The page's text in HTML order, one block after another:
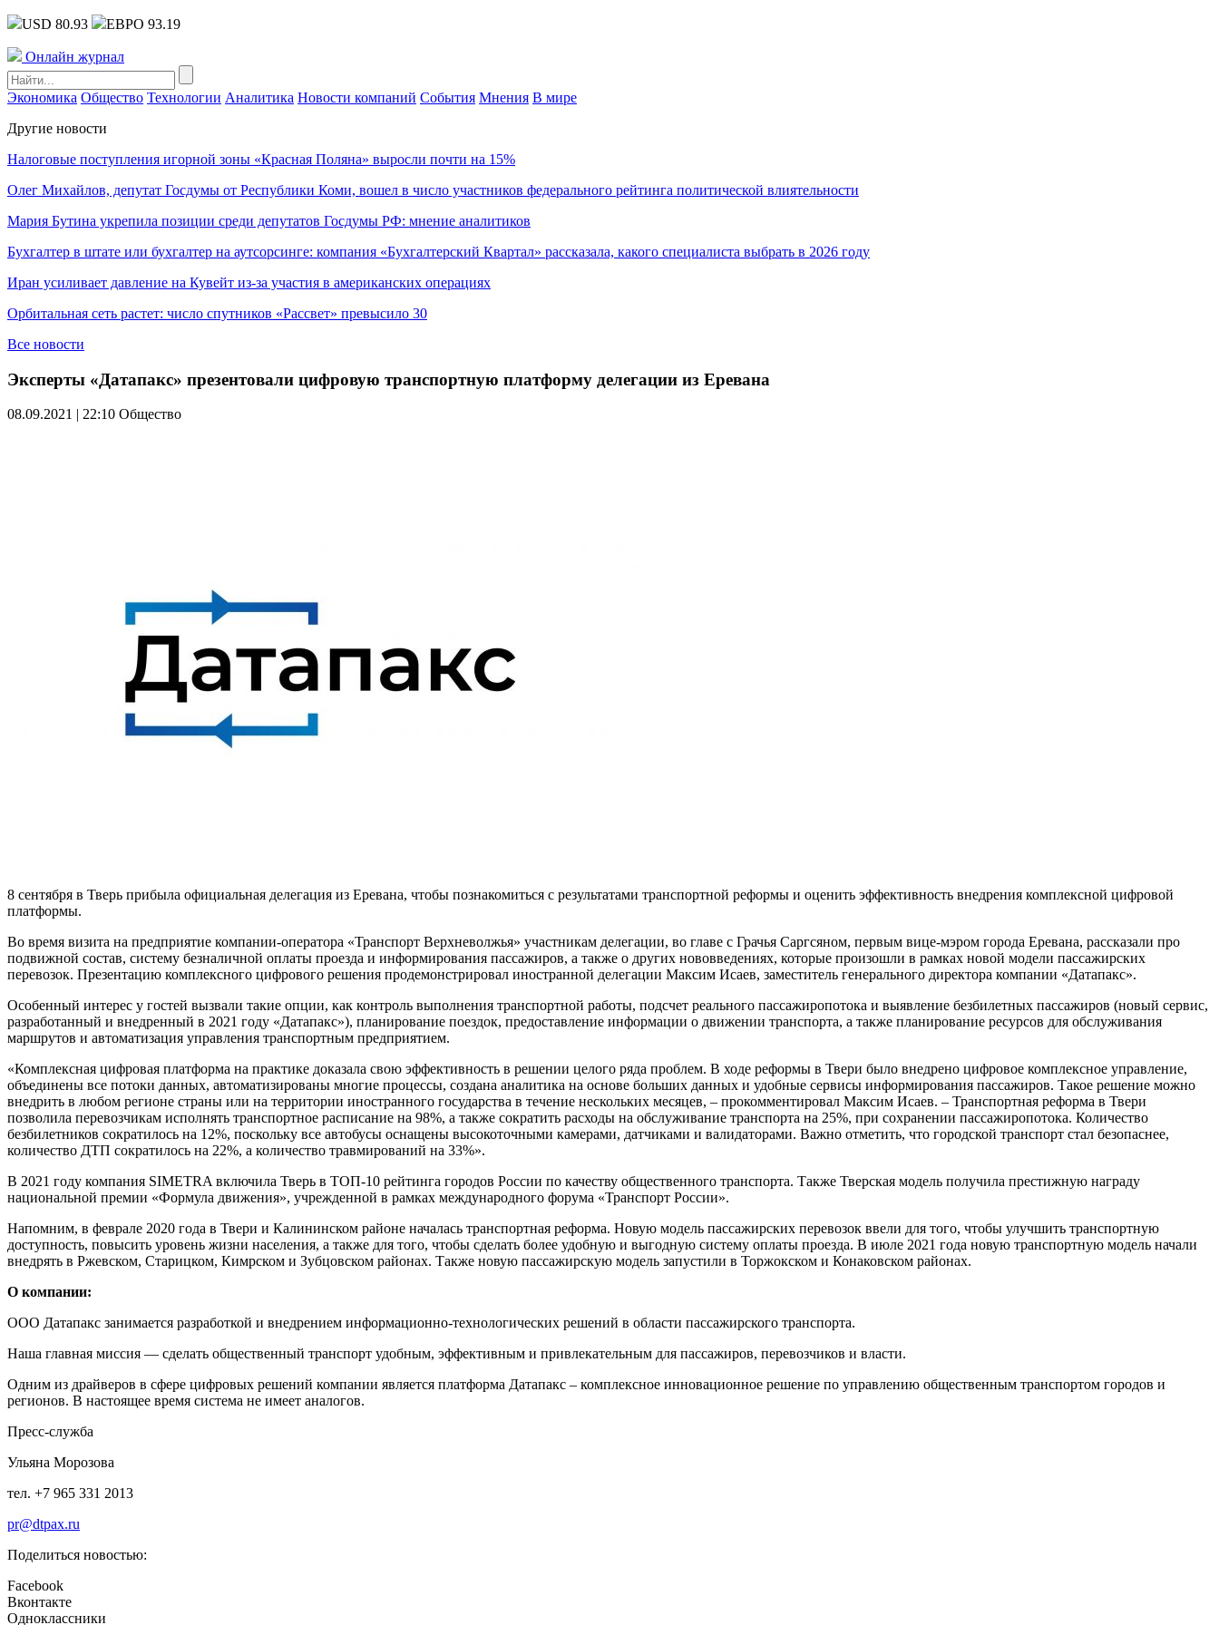
USD 80.93 ЕВРО 93.19
Онлайн журнал
Экономика Общество Технологии Аналитика Новости компаний События Мнения В мире
Другие новости
Налоговые поступления игорной зоны «Красная Поляна» выросли почти на 15%
Олег Михайлов, депутат Госдумы от Республики Коми, вошел в число участников федерального рейтинга политической влиятельности
Мария Бутина укрепила позиции среди депутатов Госдумы РФ: мнение аналитиков
Бухгалтер в штате или бухгалтер на аутсорсинге: компания «Бухгалтерский Квартал» рассказала, какого специалиста выбрать в 2026 году
Иран усиливает давление на Кувейт из-за участия в американских операциях
Орбитальная сеть растет: число спутников «Рассвет» превысило 30
Все новости
Эксперты «Датапакс» презентовали цифровую транспортную платформу делегации из Еревана
08.09.2021 | 22:10 Общество
8 сентября в Тверь прибыла официальная делегация из Еревана, чтобы познакомиться с результатами транспортной реформы и оценить эффективность внедрения комплексной цифровой
платформы.
Во время визита на предприятие компании-оператора «Транспорт Верхневолжья» участникам делегации, во главе с Грачья Саргсяном, первым вице-мэром города Еревана, рассказали про
подвижной состав, систему безналичной оплаты проезда и информирования пассажиров, а также о других нововведениях, которые произошли в рамках новой модели пассажирских
перевозок. Презентацию комплексного цифрового решения продемонстрировал иностранной делегации Максим Исаев, заместитель генерального директора компании «Датапакс».
Особенный интерес у гостей вызвали такие опции, как контроль выполнения транспортной работы, подсчет реального пассажиропотока и выявление безбилетных пассажиров (новый сервис,
разработанный и внедренный в 2021 году «Датапакс»), планирование поездок, предоставление информации о движении транспорта, а также планирование ресурсов для обслуживания
маршрутов и автоматизация управления транспортным предприятием.
«Комплексная цифровая платформа на практике доказала свою эффективность в решении целого ряда проблем. В ходе реформы в Твери было внедрено цифровое комплексное управление,
объединены все потоки данных, автоматизированы многие процессы, создана аналитика на основе больших данных и удобные сервисы информирования пассажиров. Такое решение можно
внедрить в любом регионе страны или на территории иностранного государства в течение нескольких месяцев, – прокомментировал Максим Исаев. – Транспортная реформа в Твери
позволила перевозчикам исполнять транспортное расписание на 98%, а также сократить расходы на обслуживание транспорта на 25%, при сохранении пассажиропотока. Количество
безбилетников сократилось на 12%, поскольку все автобусы оснащены высокоточными камерами, датчиками и валидаторами. Важно отметить, что городской транспорт стал безопаснее,
количество ДТП сократилось на 22%, а количество травмирований на 33%».
В 2021 году компания SIMETRA включила Тверь в ТОП-10 рейтинга городов России по качеству общественного транспорта. Также Тверская модель получила престижную награду
национальной премии «Формула движения», учрежденной в рамках международного форума «Транспорт России».
Напомним, в феврале 2020 года в Твери и Калининском районе началась транспортная реформа. Новую модель пассажирских перевозок ввели для того, чтобы улучшить транспортную
доступность, повысить уровень жизни населения, а также для того, чтобы сделать более удобную и выгодную систему оплаты проезда. В июле 2021 года новую транспортную модель начали
внедрять в Ржевском, Старицком, Кимрском и Зубцовском районах. Также новую пассажирскую модель запустили в Торжокском и Конаковском районах.
О компании:
ООО Датапакс занимается разработкой и внедрением информационно-технологических решений в области пассажирского транспорта.
Наша главная миссия — сделать общественный транспорт удобным, эффективным и привлекательным для пассажиров, перевозчиков и власти.
Одним из драйверов в сфере цифровых решений компании является платформа Датапакс – комплексное инновационное решение по управлению общественным транспортом городов и
регионов. В настоящее время система не имеет аналогов.
Пресс-служба
Ульяна Морозова
тел. +7 965 331 2013
pr@dtpax.ru
Поделиться новостью:
Facebook
Вконтакте
Одноклассники